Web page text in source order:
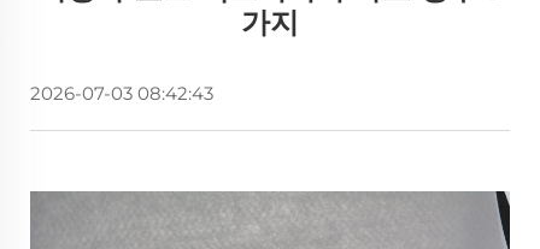
가지
2026-07-03 08:42:43